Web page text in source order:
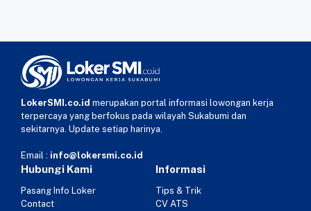
LokerSMI.co.id merupakan portal informasi lowongan kerja
terpercaya yang berfokus pada wilayah Sukabumi dan
sekitarnya. Update setiap harinya.
Email : info@lokersmi.co.id
Hubungi Kami
Pasang Info Loker
Contact
Informasi
Tips & Trik
CV ATS